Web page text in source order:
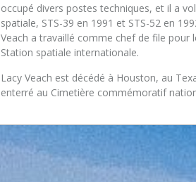
occupé divers postes techniques, et il a
spatiale, STS-39 en 1991 et STS-52 en
Veach a travaillé comme chef de file
Station spatiale internationale.
Lacy Veach est décédé à Houston, au
enterré au Cimetière commémoratif